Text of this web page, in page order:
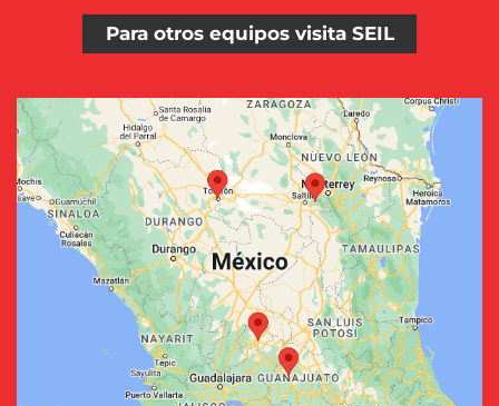
Para otros equipos visita SEIL